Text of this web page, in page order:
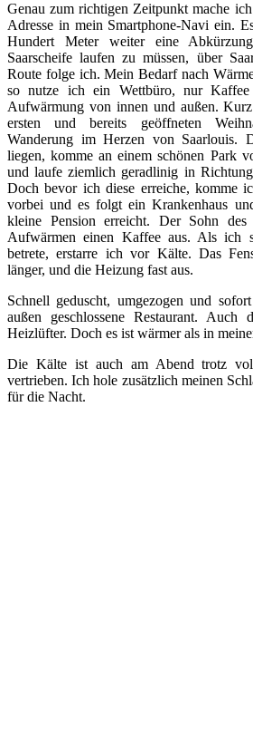
Genau zum richtigen Zeitpunkt mache
Adresse in mein Smartphone-Navi ein.
Hundert Meter weiter eine
Saarscheife laufen zu müssen, über
Route folge ich. Mein Bedarf nach
so nutze ich ein Wettbüro, nur
Aufwärmung von innen und außen.
ersten und bereits geöffneten
Wanderung im Herzen von Saarlouis.
liegen, komme an einem schönen Park
und laufe ziemlich geradlinig in
Doch bevor ich diese erreiche, komme
vorbei und es folgt ein Krankenhaus
kleine Pension erreicht. Der Sohn
Aufwärmen einen Kaffee aus. Als ich
betrete, erstarre ich vor Kälte. Das
länger, und die Heizung fast aus.
Schnell geduscht, umgezogen und
außen geschlossene Restaurant.
Heizlüfter. Doch es ist wärmer als in
Die Kälte ist auch am Abend trotz
vertrieben. Ich hole zusätzlich meinen
für die Nacht.